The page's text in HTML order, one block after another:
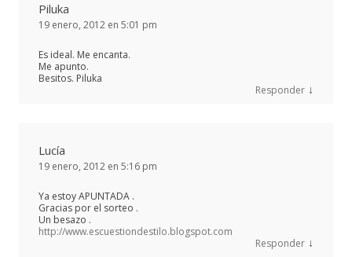
Piluka
19 enero, 2012 en 5:01 pm
Es ideal. Me encanta.
Me apunto.
Besitos. Piluka
Responder ↓
Lucía
19 enero, 2012 en 5:16 pm
Ya estoy APUNTADA .
Gracias por el sorteo .
Un besazo .
http://www.escuestiondestilo.blogspot.com
Responder ↓